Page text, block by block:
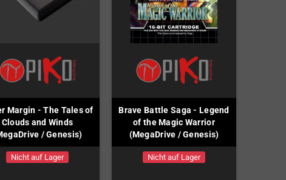
Margin - The Tales of
Clouds and Winds
/ Genesis)
Nicht auf Lager
Brave Battle Saga - Legend
of the Magic Warrior
(MegaDrive / Genesis)
Nicht auf Lager